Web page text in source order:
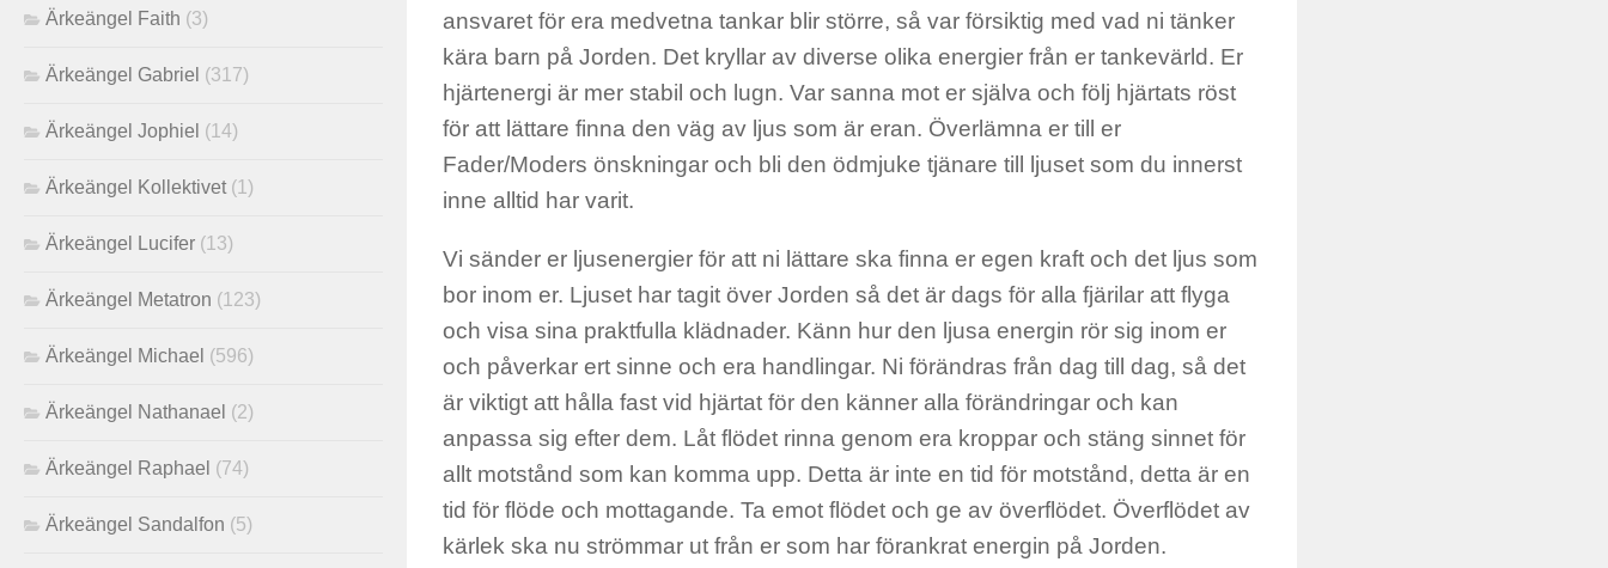
ansvaret för era medvetna tankar blir större, så var försiktig med vad ni tänker
kära barn på Jorden. Det kryllar av diverse olika energier från er tankevärld. Er
hjärtenergi är mer stabil och lugn. Var sanna mot er själva och följ hjärtats röst
för att lättare finna den väg av ljus som är eran. Överlämna er till er
Fader/Moders önskningar och bli den ödmjuke tjänare till ljuset som du innerst
inne alltid har varit.
Vi sänder er ljusenergier för att ni lättare ska finna er egen kraft och det ljus som
bor inom er. Ljuset har tagit över Jorden så det är dags för alla fjärilar att flyga
och visa sina praktfulla klädnader. Känn hur den ljusa energin rör sig inom er
och påverkar ert sinne och era handlingar. Ni förändras från dag till dag, så det
är viktigt att hålla fast vid hjärtat för den känner alla förändringar och kan
anpassa sig efter dem. Låt flödet rinna genom era kroppar och stäng sinnet för
allt motstånd som kan komma upp. Detta är inte en tid för motstånd, detta är en
tid för flöde och mottagande. Ta emot flödet och ge av överflödet. Överflödet av
kärlek ska nu strömmar ut från er som har förankrat energin på Jorden.
Ärkeängel Faith (3)
Ärkeängel Gabriel (317)
Ärkeängel Jophiel (14)
Ärkeängel Kollektivet (1)
Ärkeängel Lucifer (13)
Ärkeängel Metatron (123)
Ärkeängel Michael (596)
Ärkeängel Nathanael (2)
Ärkeängel Raphael (74)
Ärkeängel Sandalfon (5)